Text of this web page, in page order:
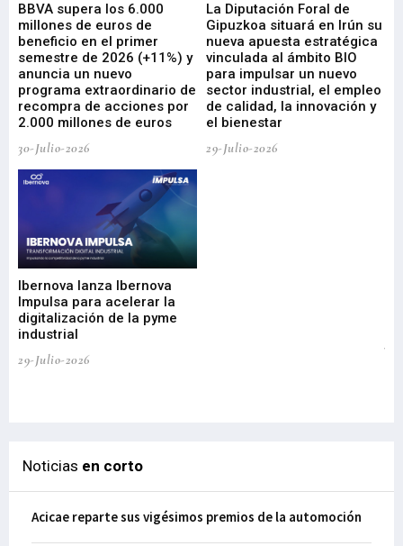
BBVA supera los 6.000
millones de euros de
beneficio en el primer
semestre de 2026 (+11%) y
anuncia un nuevo
programa extraordinario de
recompra de acciones por
2.000 millones de euros
30-Julio-2026
La Diputación Foral de
Gipuzkoa situará en Irún su
nueva apuesta estratégica
vinculada al ámbito BIO
para impulsar un nuevo
sector industrial, el empleo
de calidad, la innovación y
el bienestar
29-Julio-2026
Ibernova lanza Ibernova
Impulsa para acelerar la
digitalización de la pyme
industrial
29-Julio-2026
Noticias en corto
Acicae reparte sus vigésimos premios de la automoción